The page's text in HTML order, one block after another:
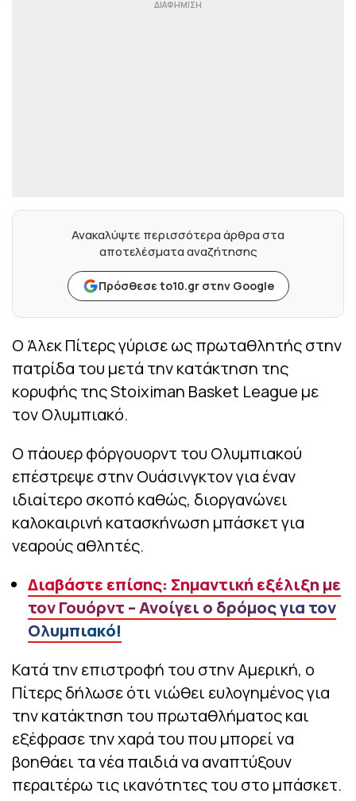
Ανακαλύψτε περισσότερα άρθρα στα
αποτελέσματα αναζήτησης
Πρόσθεσε to10.gr στην Google
Ο Άλεκ Πίτερς γύρισε ως πρωταθλητής στην
πατρίδα του μετά την κατάκτηση της
κορυφής της Stoiximan Basket League με
τον Ολυμπιακό.
Ο πάουερ φόργουορντ του Ολυμπιακού
επέστρεψε στην Ουάσινγκτον για έναν
ιδιαίτερο σκοπό καθώς, διοργανώνει
καλοκαιρινή κατασκήνωση μπάσκετ για
νεαρούς αθλητές.
Διαβάστε επίσης: Σημαντική εξέλιξη με
τον Γουόρντ – Ανοίγει ο δρόμος για τον
Ολυμπιακό!
Κατά την επιστροφή του στην Αμερική, ο
Πίτερς δήλωσε ότι νιώθει ευλογημένος για
την κατάκτηση του πρωταθλήματος και
εξέφρασε την χαρά του που μπορεί να
βοηθάει τα νέα παιδιά να αναπτύξουν
περαιτέρω τις ικανότητες του στο μπάσκετ.